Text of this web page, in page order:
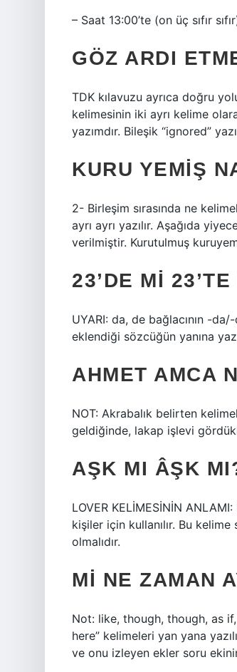
– Saat 13:00’te (on üç sıfır
GÖZ ARDI
TDK kılavuzu ayrıca doğru
kelimesinin iki ayrı kelime
yazımdır. Bileşik “ignored”
KURU YEMIŞ
2- Birleşim sırasında ne
ayrı ayrı yazılır. Aşağıda
verilmiştir. Kurutulmuş
23’DE MI
UYARI: da, de bağlacının -
eklendiği sözcüğün yanına
AHMET AMCA
NOT: Akrabalık belirten
geldiğinde, lakap işlevi
AŞK MI ÂŞK
LOVER KELİMESİNİN
kişiler için kullanılır. Bu kelime
olmalıdır.
MI NE ZAMAN
Not: like, though, though, as
here” kelimeleri yan yana
ve onu izleyen ekler soru ekinin